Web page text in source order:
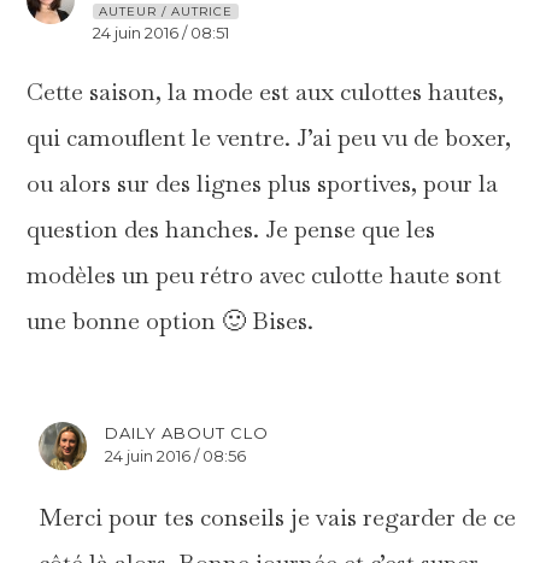
AUTEUR / AUTRICE
24 juin 2016 / 08:51
Cette saison, la mode est aux culottes hautes,
qui camouflent le ventre. J’ai peu vu de boxer,
ou alors sur des lignes plus sportives, pour la
question des hanches. Je pense que les
modèles un peu rétro avec culotte haute sont
une bonne option 🙂 Bises.
DAILY ABOUT CLO
24 juin 2016 / 08:56
Merci pour tes conseils je vais regarder de ce